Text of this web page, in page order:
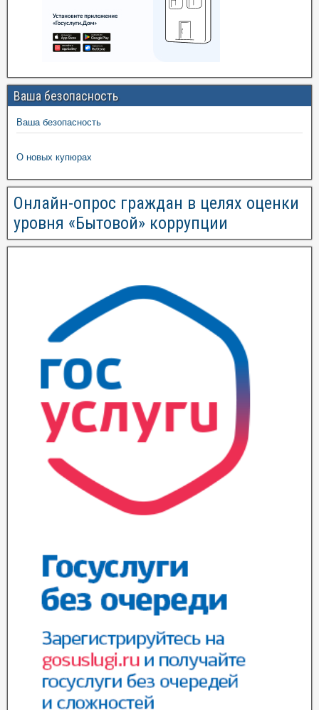
Ваша безопасность
Ваша безопасность
О новых купюрах
Онлайн-опрос граждан в целях оценки
уровня «Бытовой» коррупции